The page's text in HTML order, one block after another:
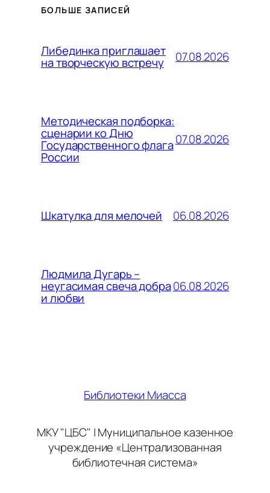
БОЛЬШЕ ЗАПИСЕЙ
Либединка приглашает
на творческую встречу 07.08.2026
Методическая подборка:
сценарии ко Дню
Государственного флага
России
07.08.2026
Шкатулка для мелочей 06.08.2026
Людмила Дугарь –
неугасимая свеча добра
и любви
06.08.2026
Библиотеки Миасса
МКУ "ЦБС" | Муниципальное казенное
учреждение «Централизованная
библиотечная система»